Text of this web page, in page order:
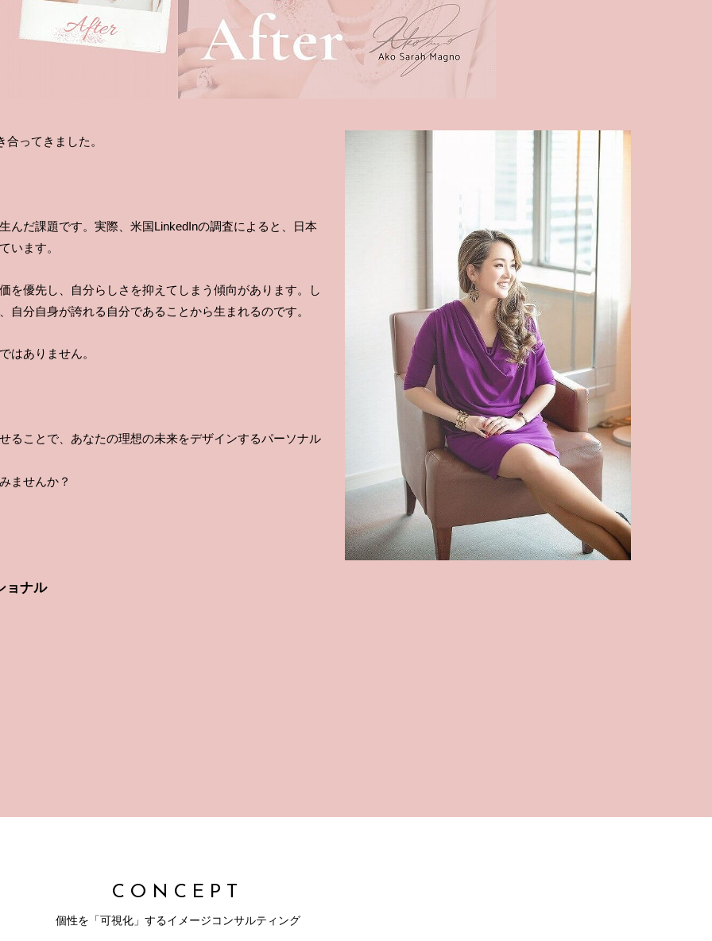
ってきました。
んだ課題です。実際、米国LinkedInの調査によると、日本
います。
を優先し、自分らしさを抑えてしまう傾向があります。し
分自身が誇れる自分であることから生まれるのです。
はありません。
ることで、あなたの理想の未来をデザインするパーソナル
ませんか？
ョナル
CONCEPT
個性を「可視化」するイメージコンサルティング